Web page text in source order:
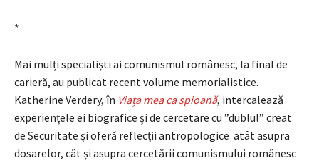
*
Mai mulți specialiști ai comunismul românesc, la final de
carieră, au publicat recent volume memorialistice.
Katherine Verdery, în Viața mea ca spioană, intercalează
experiențele ei biografice și de cercetare cu ”dublul” creat
de Securitate și oferă reflecții antropologice atât asupra
dosarelor, cât și asupra cercetării comunismului românesc